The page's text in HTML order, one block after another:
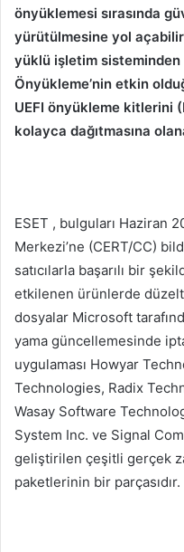
önyüklemesi sırasında
yürütülmesine yol
yüklü işletim sisteminden
Önyükleme’nin etkin
UEFI önyükleme kitlerini
kolayca dağıtmasına
ESET , bulguları Haziran
Merkezi’ne (CERT/CC)
satıcılarla başarılı bir
etkilenen ürünlerde
dosyalar Microsoft
yama güncellemesinde
uygulaması Howyar
Technologies, Radix
Wasay Software
System Inc. ve Signal
geliştirilen çeşitli gerçek
paketlerinin bir parçasıdır.